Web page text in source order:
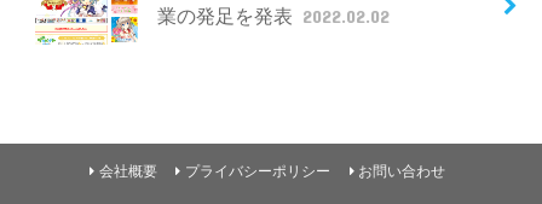
業の発足を発表 2022.02.02
会社概要 プライバシーポリシー お問い合わせ